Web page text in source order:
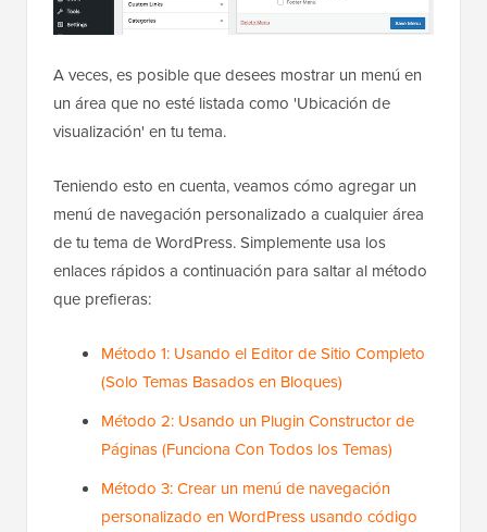
A veces, es posible que desees mostrar un menú en
un área que no esté listada como 'Ubicación de
visualización' en tu tema.
Teniendo esto en cuenta, veamos cómo agregar un
menú de navegación personalizado a cualquier área
de tu tema de WordPress. Simplemente usa los
enlaces rápidos a continuación para saltar al método
que prefieras:
Método 1: Usando el Editor de Sitio Completo
(Solo Temas Basados en Bloques)
Método 2: Usando un Plugin Constructor de
Páginas (Funciona Con Todos los Temas)
Método 3: Crear un menú de navegación
personalizado en WordPress usando código